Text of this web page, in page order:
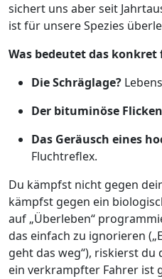
sichert uns aber seit
ist für unsere Spezies
Was bedeutet das konkret
Die Schräglage?
Der bituminöse
Das Geräusch eines
Fluchtreflex.
Du kämpfst nicht gegen
kämpfst gegen ein
auf „Überleben“
das einfach zu ignorieren
geht das weg“), riskierst du
ein verkrampfter Fahrer ist